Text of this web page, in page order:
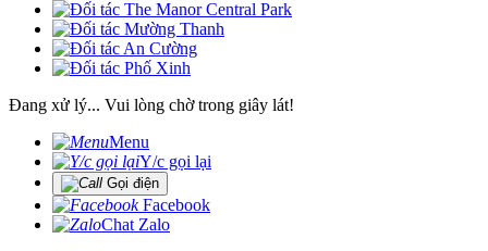
Đang xử lý... Vui lòng chờ trong giây lát!
Menu
Y/c gọi lại
Gọi điện
Facebook
Chat Zalo